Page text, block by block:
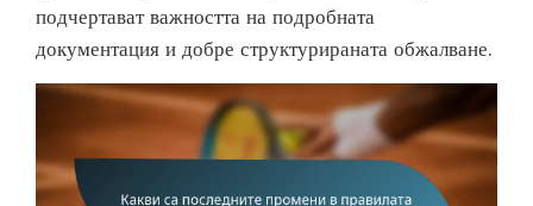
подчертават важността на подробната
документация и добре структурираната обжалване.